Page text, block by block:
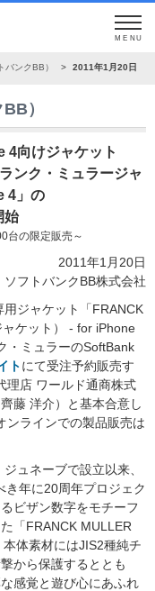
MENU
バンクBB） 2011年1月20日
）
向けジャケット
ンク・ミュラージャ
4」の
始
台の限定販売～
2011年1月20日
ソフトバンクBB株式会社
ジャケット「FRANCK
ケット） - for iPhone
・ミュラーのSoftBank
トにて受注予約販売す
理店 ワールド通商株式
藤 洋介）と基本合意し
ンラインでの製品販売は
ュネーブで設立以来、
年に20周年プロジェク
ビザン数字をモチーフ
「FRANCK MULLER
体素材にはJIS2種純チ
から保護するととも
感覚と遊び心にあふれ